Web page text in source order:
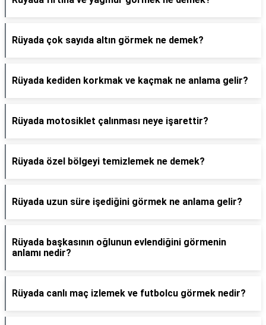
Rüyada çok sayıda altın görmek ne demek?
Rüyada kediden korkmak ve kaçmak ne anlama gelir?
Rüyada motosiklet çalınması neye işarettir?
Rüyada özel bölgeyi temizlemek ne demek?
Rüyada uzun süre işediğini görmek ne anlama gelir?
Rüyada başkasının oğlunun evlendiğini görmenin
anlamı nedir?
Rüyada canlı maç izlemek ve futbolcu görmek nedir?